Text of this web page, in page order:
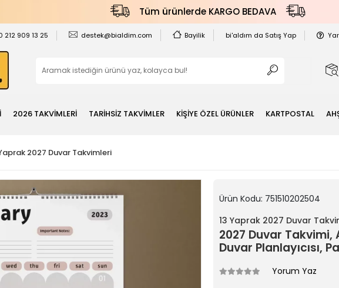
Tüm ürünlerde KARGO BEDAVA
212 909 13 25 destek@bialdim.com Bayilik bi'aldım da Satış Yap
2026 TAKVİMLERİ TARİHSİZ TAKVİMLER KİŞİYE ÖZEL ÜRÜNLER KARTPOSTAL
2027 Duvar Takvimleri
Ürün Kodu: 751510202504
13 Yaprak 2027 Duvar
2027 Duvar Takvimi,
Duvar Planlayıcısı,
Yorum Yaz